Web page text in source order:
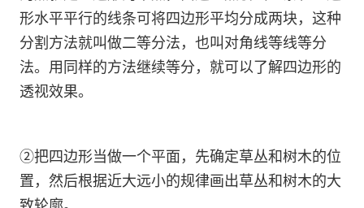
形水平平行的线条可将四边形平均分成两块，这种
分割方法就叫做二等分法，也叫对角线等线等分
法。用同样的方法继续等分，就可以了解四边形的
透视效果。
②把四边形当做一个平面，先确定草丛和树木的位
置，然后根据近大远小的规律画出草丛和树木的大